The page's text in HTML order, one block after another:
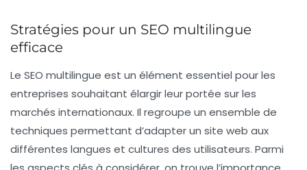
Stratégies pour un SEO multilingue
efficace
Le SEO multilingue est un élément essentiel pour les
entreprises souhaitant élargir leur portée sur les
marchés internationaux. Il regroupe un ensemble de
techniques permettant d’adapter un site web aux
différentes langues et cultures des utilisateurs. Parmi